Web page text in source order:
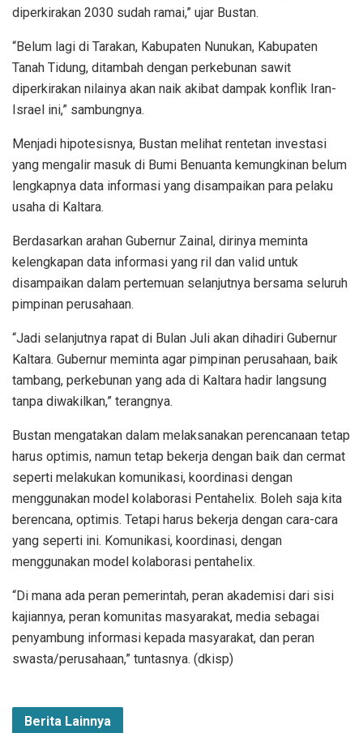
diperkirakan 2030 sudah ramai,” ujar Bustan.
“Belum lagi di Tarakan, Kabupaten Nunukan, Kabupaten
Tanah Tidung, ditambah dengan perkebunan sawit
diperkirakan nilainya akan naik akibat dampak konflik Iran-
Israel ini,” sambungnya.
Menjadi hipotesisnya, Bustan melihat rentetan investasi
yang mengalir masuk di Bumi Benuanta kemungkinan belum
lengkapnya data informasi yang disampaikan para pelaku
usaha di Kaltara.
Berdasarkan arahan Gubernur Zainal, dirinya meminta
kelengkapan data informasi yang ril dan valid untuk
disampaikan dalam pertemuan selanjutnya bersama seluruh
pimpinan perusahaan.
“Jadi selanjutnya rapat di Bulan Juli akan dihadiri Gubernur
Kaltara. Gubernur meminta agar pimpinan perusahaan, baik
tambang, perkebunan yang ada di Kaltara hadir langsung
tanpa diwakilkan,” terangnya.
Bustan mengatakan dalam melaksanakan perencanaan tetap
harus optimis, namun tetap bekerja dengan baik dan cermat
seperti melakukan komunikasi, koordinasi dengan
menggunakan model kolaborasi Pentahelix. Boleh saja kita
berencana, optimis. Tetapi harus bekerja dengan cara-cara
yang seperti ini. Komunikasi, koordinasi, dengan
menggunakan model kolaborasi pentahelix.
“Di mana ada peran pemerintah, peran akademisi dari sisi
kajiannya, peran komunitas masyarakat, media sebagai
penyambung informasi kepada masyarakat, dan peran
swasta/perusahaan,” tuntasnya. (dkisp)
Berita Lainnya